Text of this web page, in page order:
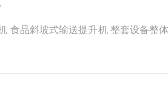
食品斜坡式输送提升机 整套设备整